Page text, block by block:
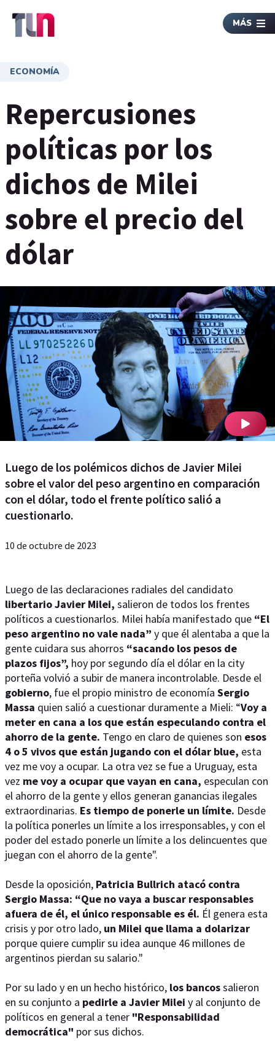
MÁS
ECONOMÍA
Repercusiones
políticas por los
dichos de Milei
sobre el precio del
dólar
Luego de los polémicos dichos de Javier Milei
sobre el valor del peso argentino en comparación
con el dólar, todo el frente político salió a
cuestionarlo.
10 de octubre de 2023
Luego de las declaraciones radiales del candidato
libertario Javier Milei, salieron de todos los frentes
políticos a cuestionarlos. Milei había manifestado que “El
peso argentino no vale nada” y que él alentaba a que la
gente cuidara sus ahorros “sacando los pesos de
plazos fijos”, hoy por segundo día el dólar en la city
porteña volvió a subir de manera incontrolable. Desde el
gobierno, fue el propio ministro de economía Sergio
Massa quien salió a cuestionar duramente a Mieli: “Voy a
meter en cana a los que están especulando contra el
ahorro de la gente. Tengo en claro de quienes son esos
4 o 5 vivos que están jugando con el dólar blue, esta
vez me voy a ocupar. La otra vez se fue a Uruguay, esta
vez me voy a ocupar que vayan en cana, especulan con
el ahorro de la gente y ellos generan ganancias ilegales
extraordinarias. Es tiempo de ponerle un límite. Desde
la política ponerles un límite a los irresponsables, y con el
poder del estado ponerle un límite a los delincuentes que
juegan con el ahorro de la gente".
Desde la oposición, Patricia Bullrich atacó contra
Sergio Massa: “Que no vaya a buscar responsables
afuera de él, el único responsable es él. Él genera esta
crisis y por otro lado, un Milei que llama a dolarizar
porque quiere cumplir su idea aunque 46 millones de
argentinos pierdan su salario."
Por su lado y en un hecho histórico, los bancossalieron
en su conjunto a pedirle a Javier Milei y al conjunto de
políticos en general a tener "Responsabilidad
democrática" por sus dichos.